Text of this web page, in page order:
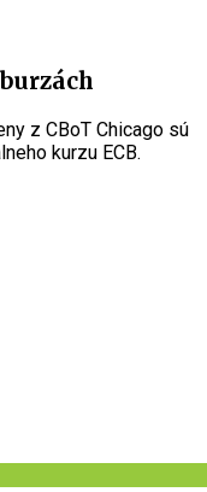
z CBoT Chicago sú
kurzu ECB.